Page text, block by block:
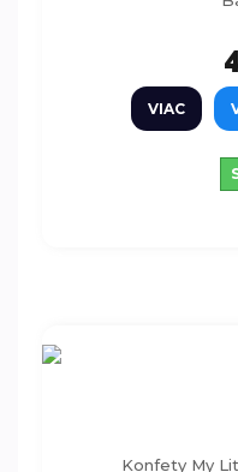
VIAC
Konfety My